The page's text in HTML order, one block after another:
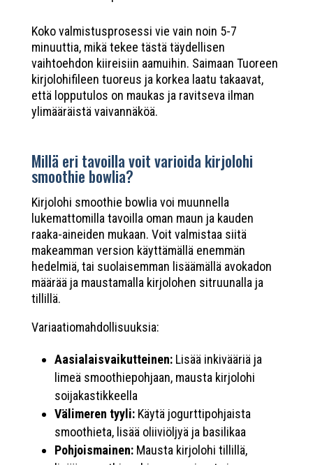
Koko valmistusprosessi vie vain noin 5-7
minuuttia, mikä tekee tästä täydellisen
vaihtoehdon kiireisiin aamuihin. Saimaan Tuoreen
kirjolohifileen tuoreus ja korkea laatu takaavat,
että lopputulos on maukas ja ravitseva ilman
ylimääräistä vaivannäköä.
Millä eri tavoilla voit varioida kirjolohi
smoothie bowlia?
Kirjolohi smoothie bowlia voi muunnella
lukemattomilla tavoilla oman maun ja kauden
raaka-aineiden mukaan. Voit valmistaa siitä
makeamman version käyttämällä enemmän
hedelmiä, tai suolaisemman lisäämällä avokadon
määrää ja maustamalla kirjolohen sitruunalla ja
tillillä.
Variaatiomahdollisuuksia:
Aasialaisvaikutteinen:Lisää inkivääriä ja
limeä smoothiepohjaan, mausta kirjolohi
soijakastikkeella
Välimeren tyyli:Käytä jogurttipohjaista
smoothieta, lisää oliiviöljyä ja basilikaa
Pohjoismainen:Mausta kirjolohi tillillä,